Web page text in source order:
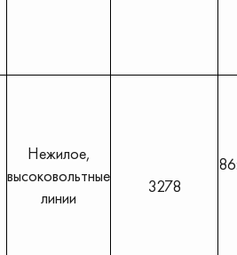
Нежилое,
высоковольтные
линии
3278